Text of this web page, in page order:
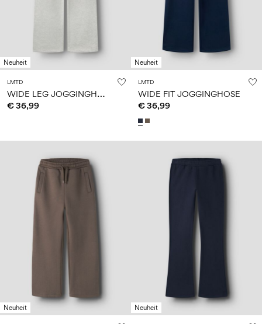
Neuheit
LMTD
W
IDE LEG JOGGINGHOSE
€ 36,99
Neuheit
LMTD
WIDE FIT JOGGINGHOSE
€ 36,99
Neuheit Neuheit